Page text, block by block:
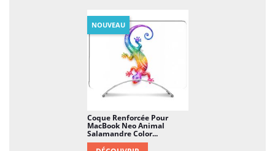
Coque Renforcée Pour
MacBook Neo Animal
Salamandre Color...
NOUVEAU